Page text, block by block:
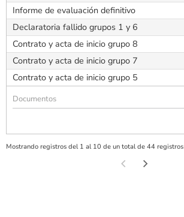
Informe de evaluación definitivo
Declaratoria fallido grupos 1 y 6
Contrato y acta de inicio grupo 8
Contrato y acta de inicio grupo 7
Contrato y acta de inicio grupo 5
Mostrando registros del 1 al 10 de un total de 44 registros